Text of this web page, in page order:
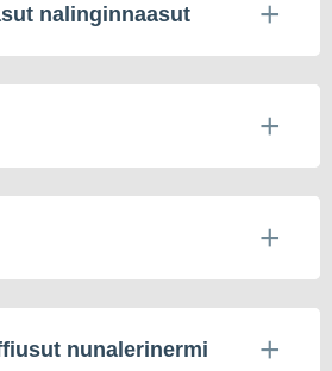
nalinginnaasut
nunalerinermi